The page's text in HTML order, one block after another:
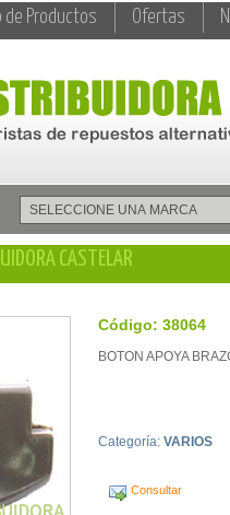
de Productos Ofertas
CASTELAR
Código: 38064
BOTON APOYA
Categoría: VARIOS
Consultar